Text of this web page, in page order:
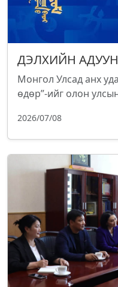
ДЭЛХИЙН
Монгол Улсад анх
өдөр”-ийг олон
2026/07/08